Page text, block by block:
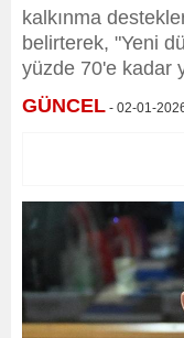
kalkınma
belirterek, "Yeni
yüzde 70'e kadar
GÜNCEL - 02-01-